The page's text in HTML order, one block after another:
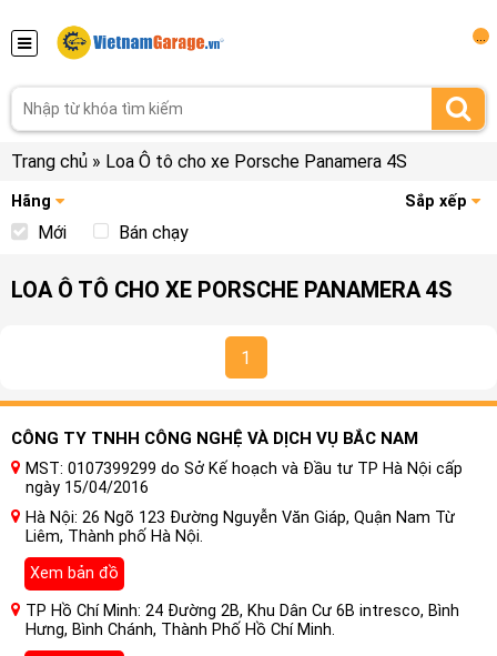
Trang chủ » Loa Ô tô cho xe Porsche Panamera 4S
Hãng Sắp xếp
Mới Bán chạy
LOA Ô TÔ CHO XE PORSCHE PANAMERA 4S
1
CÔNG TY TNHH CÔNG NGHỆ VÀ DỊCH VỤ BẮC NAM
MST: 0107399299 do Sở Kế hoạch và Đầu tư TP Hà Nội cấp
ngày 15/04/2016
Hà Nội: 26 Ngõ 123 Đường Nguyễn Văn Giáp, Quận Nam Từ
Liêm, Thành phố Hà Nội.
Xem bản đồ
TP Hồ Chí Minh: 24 Đường 2B, Khu Dân Cư 6B intresco, Bình
Hưng, Bình Chánh, Thành Phố Hồ Chí Minh.